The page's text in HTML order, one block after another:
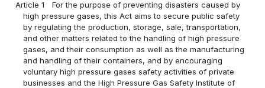
Article 1
For the purpose of preventing disasters caused by
high pressure gases, this Act aims to secure public safety
by regulating the production, storage, sale, transportation,
and other matters related to the handling of high pressure
gases, and their consumption as well as the manufacturing
and handling of their containers, and by encouraging
voluntary high pressure gases safety activities of private
businesses and the High Pressure Gas Safety Institute of